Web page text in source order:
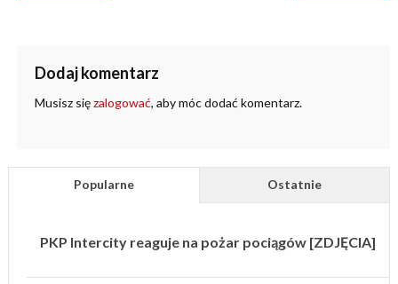
Dodaj komentarz
Musisz sięzalogować, aby móc dodać komentarz.
Popularne Ostatnie
PKP Intercity reaguje na pożar pociągów [ZDJĘCIA]